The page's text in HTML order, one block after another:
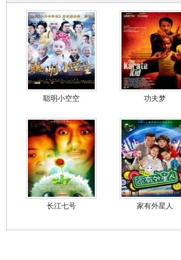
聪明小空空 功夫梦
长江七号 家有外星人